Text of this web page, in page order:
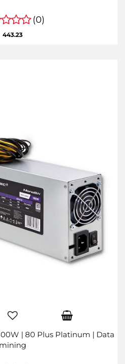
(0)
443.23
| 80 Plus Platinum | Data
mining